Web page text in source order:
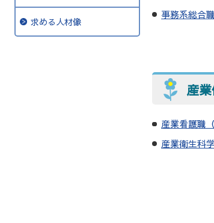
求める人材像
事務系総合
産
産業看護職
産業衛生科